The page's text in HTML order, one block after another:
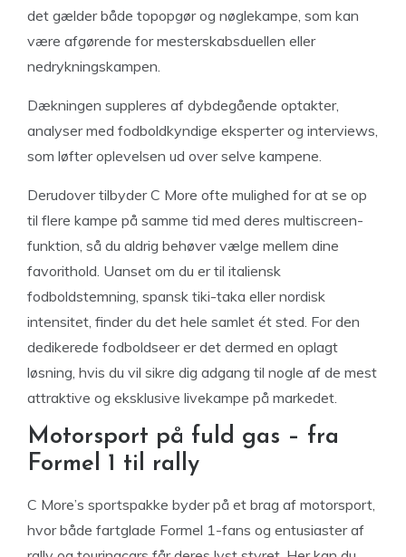
det gælder både topopgør og nøglekampe, som kan
være afgørende for mesterskabsduellen eller
nedrykningskampen.
Dækningen suppleres af dybdegående optakter,
analyser med fodboldkyndige eksperter og interviews,
som løfter oplevelsen ud over selve kampene.
Derudover tilbyder C More ofte mulighed for at se op
til flere kampe på samme tid med deres multiscreen-
funktion, så du aldrig behøver vælge mellem dine
favorithold. Uanset om du er til italiensk
fodboldstemning, spansk tiki-taka eller nordisk
intensitet, finder du det hele samlet ét sted. For den
dedikerede fodboldseer er det dermed en oplagt
løsning, hvis du vil sikre dig adgang til nogle af de mest
attraktive og eksklusive livekampe på markedet.
Motorsport på fuld gas – fra
Formel 1 til rally
C More’s sportspakke byder på et brag af motorsport,
hvor både fartglade Formel 1-fans og entusiaster af